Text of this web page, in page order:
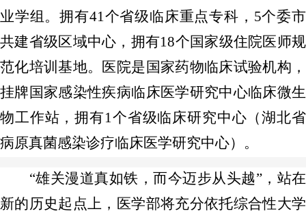
业学组。拥有41个省级临床重点专科，5个委市
共建省级区域中心，拥有18个国家级住院医师规
范化培训基地。医院是国家药物临床试验机构，
挂牌国家感染性疾病临床医学研究中心临床微生
物工作站，拥有1个省级临床研究中心（湖北省
病原真菌感染诊疗临床医学研究中心）。
“雄关漫道真如铁，而今迈步从头越”，站在
新的历史起点上，医学部将充分依托综合性大学